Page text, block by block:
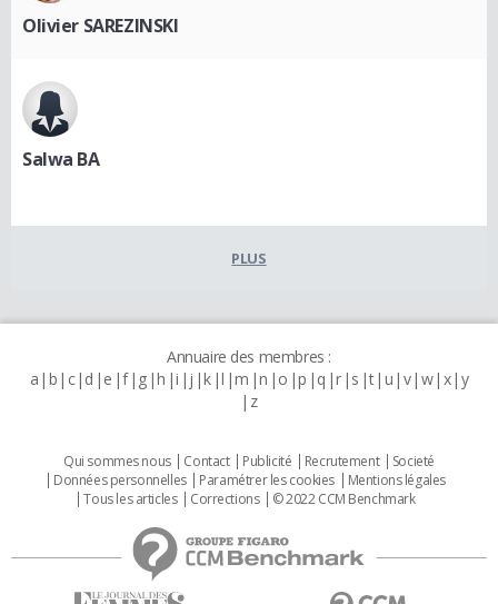
Olivier SAREZINSKI
Salwa BA
PLUS
Annuaire des membres :
a b c d e f g h i j k l m n o p q r s t u v w x y
z
Qui sommes nous Contact Publicité Recrutement
Societé
Données personnelles
Paramétrer les cookies
Mentions légales
Tous les articles
Corrections © 2022 CCM Benchmark